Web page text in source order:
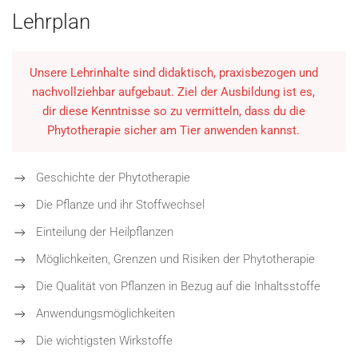
Lehrplan
Unsere Lehrinhalte sind didaktisch, praxisbezogen und
nachvollziehbar aufgebaut. Ziel der Ausbildung ist es,
dir diese Kenntnisse so zu vermitteln, dass du die
Phytotherapie sicher am Tier anwenden kannst.
Geschichte der Phytotherapie
Die Pflanze und ihr Stoffwechsel
Einteilung der Heilpflanzen
Möglichkeiten, Grenzen und Risiken der Phytotherapie
Die Qualität von Pflanzen in Bezug auf die Inhaltsstoffe
Anwendungsmöglichkeiten
Die wichtigsten Wirkstoffe